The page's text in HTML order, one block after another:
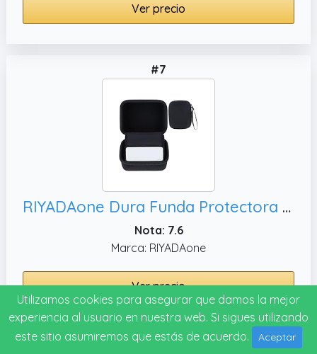
Ver precio
#7
RIYADAone Dura Funda Protectora Compatible con EVOLV Monitor de presión arterial
Nota: 7.6
Marca: RIYADAone
Ver precio
Mejor calidad/precio
Utilizamos cookies para asegurar que damos la mejor
experiencia al usuario en nuestra web. Si sigues utilizando
este sitio asumiremos que estás de acuerdo.
Aceptar